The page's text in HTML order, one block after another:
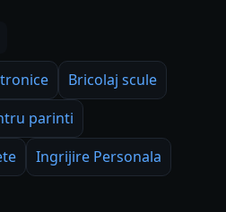
Bricolaj scule
parinti
Ingrijire Personala